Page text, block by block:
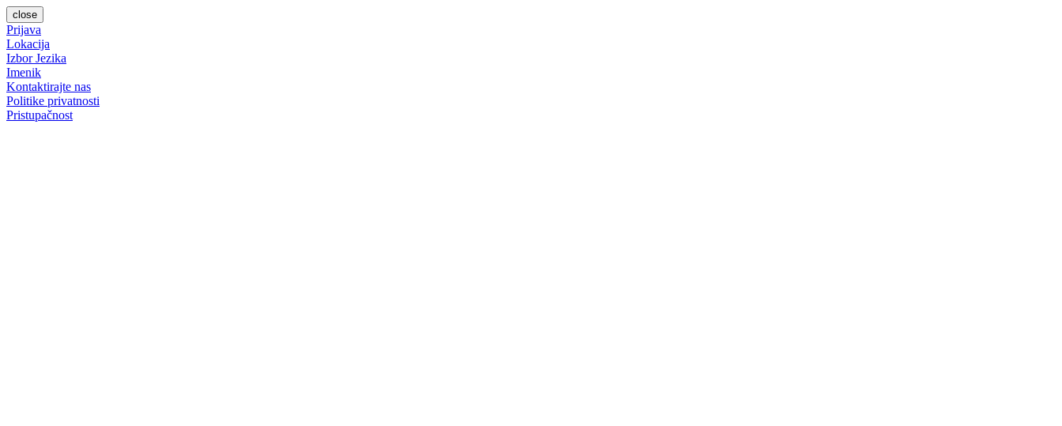
close
Prijava
Lokacija
Izbor Jezika
Imenik
Kontaktirajte nas
Politike privatnosti
Pristupačnost